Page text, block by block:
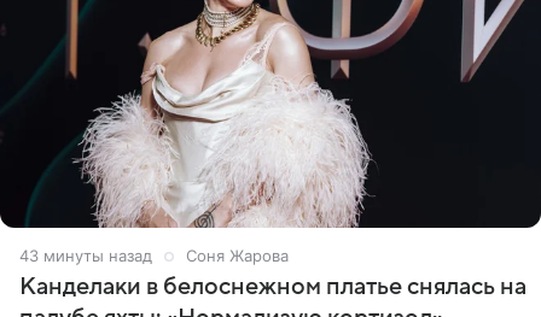
43 минуты назад Соня Жарова
Канделаки в белоснежном платье снялась на